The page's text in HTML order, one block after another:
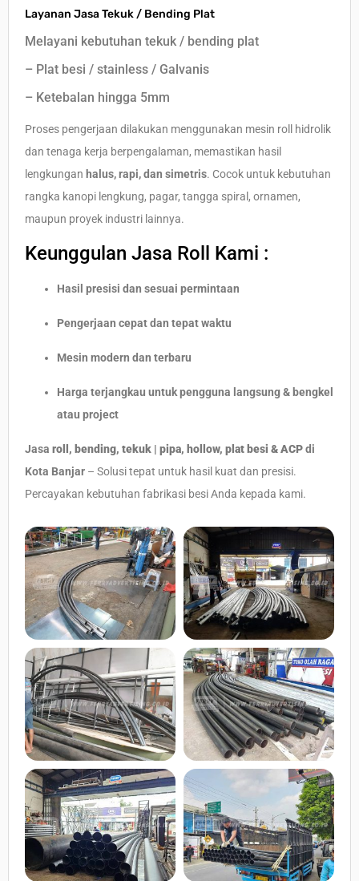
Layanan Jasa Tekuk / Bending Plat
Melayani kebutuhan tekuk / bending plat
– Plat besi / stainless / Galvanis
– Ketebalan hingga 5mm
Proses pengerjaan dilakukan menggunakan mesin roll hidrolik
dan tenaga kerja berpengalaman, memastikan hasil
lengkungan halus, rapi, dan simetris. Cocok untuk kebutuhan
rangka kanopi lengkung, pagar, tangga spiral, ornamen,
maupun proyek industri lainnya.
Keunggulan Jasa Roll Kami :
Hasil presisi dan sesuai permintaan
Pengerjaan cepat dan tepat waktu
Mesin modern dan terbaru
Harga terjangkau untuk pengguna langsung & bengkel
atau project
Jasa roll, bending, tekuk | pipa, hollow, plat besi & ACPdi
Kota Banjar – Solusi tepat untuk hasil kuat dan presisi.
Percayakan kebutuhan fabrikasi besi Anda kepada kami.